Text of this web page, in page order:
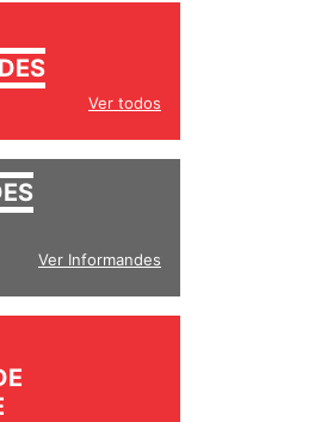
Ver todos
Ver Informandes